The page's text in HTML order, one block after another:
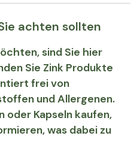
achten sollten
sind Sie hier
Sie Zink Produkte
frei von
und Allergenen.
oder Kapseln kaufen,
was dabei zu